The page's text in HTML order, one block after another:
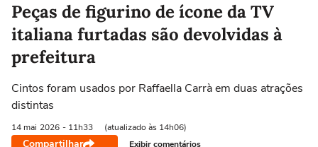
Peças de figurino de ícone da TV
italiana furtadas são devolvidas à
prefeitura
Cintos foram usados por Raffaella Carrà em duas atrações
distintas
14 mai 2026 - 11h33 (atualizado às 14h06)
Compartilhar Exibir comentários